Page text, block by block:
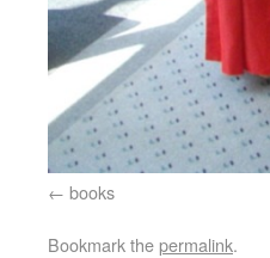
books
Bookmark thepermalink.